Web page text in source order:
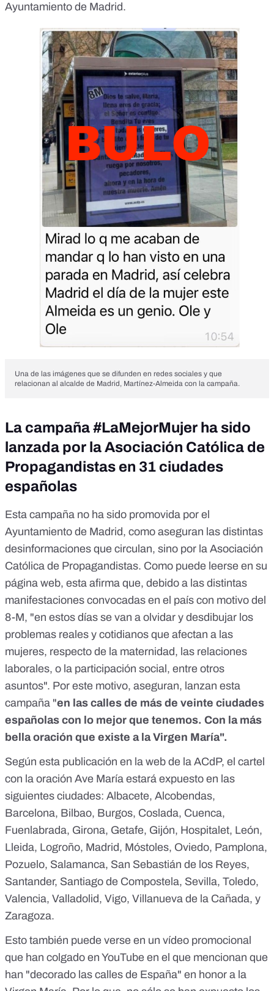
Ayuntamiento de Madrid.
Una de las imágenes que se difunden en redes sociales y que
relacionan al alcalde de Madrid, Martínez-Almeida con la campaña.
La campaña #LaMejorMujer ha sido
lanzada por la Asociación Católica de
Propagandistas en 31 ciudades
españolas
Esta campaña no ha sido promovida por el
Ayuntamiento de Madrid, como aseguran las distintas
desinformaciones que circulan, sino por la Asociación
Católica de Propagandistas. Como puede leerse en su
página web, esta afirma que, debido a las distintas
manifestaciones convocadas en el país con motivo del
8-M, "en estos días se van a olvidar y desdibujar los
problemas reales y cotidianos que afectan a las
mujeres, respecto de la maternidad, las relaciones
laborales, o la participación social, entre otros
asuntos". Por este motivo, aseguran, lanzan esta
campaña "en las calles de más de veinte ciudades
españolas con lo mejor que tenemos. Con la más
bella oración que existe a la Virgen María".
Según esta publicación en la web de la ACdP, el cartel
con la oración Ave María estará expuesto en las
siguientes ciudades: Albacete, Alcobendas,
Barcelona, Bilbao, Burgos, Coslada, Cuenca,
Fuenlabrada, Girona, Getafe, Gijón, Hospitalet, León,
Lleida, Logroño, Madrid, Móstoles, Oviedo, Pamplona,
Pozuelo, Salamanca, San Sebastián de los Reyes,
Santander, Santiago de Compostela, Sevilla, Toledo,
Valencia, Valladolid, Vigo, Villanueva de la Cañada, y
Zaragoza.
Esto también puede verse en un vídeo promocional
que han colgado en YouTube en el que mencionan que
han "decorado las calles de España" en honor a la